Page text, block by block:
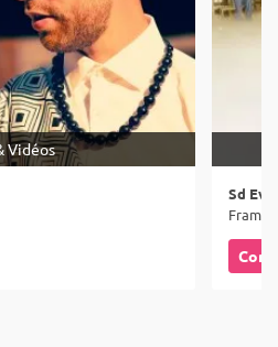
Vidéos
Sd